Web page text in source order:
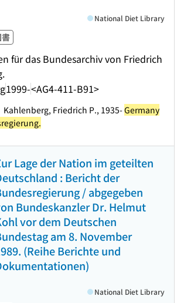
書
für das Bundesarchiv von Friedrich
1999-<AG4-411-B91>
National Diet Library
Kahlenberg, Friedrich P., 1935-Germany
Lage der Nation im geteilten
: Bericht der
/ abgegeben
Bundeskanzler Dr. Helmut
vor dem Deutschen
am 8. November
(Reihe Berichte und
National Diet Library